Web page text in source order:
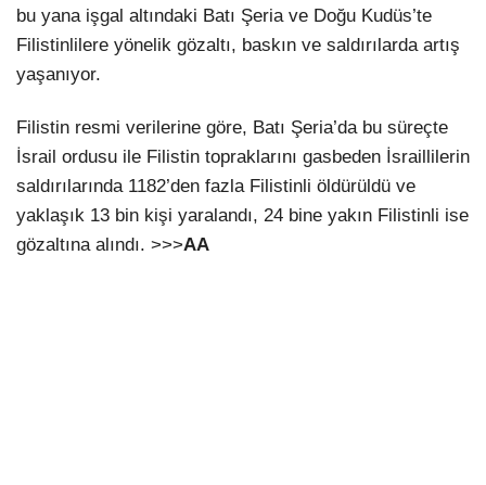
bu yana işgal altındaki Batı Şeria ve Doğu Kudüs’te
Filistinlilere yönelik gözaltı, baskın ve saldırılarda artış
yaşanıyor.
Filistin resmi verilerine göre, Batı Şeria’da bu süreçte
İsrail ordusu ile Filistin topraklarını gasbeden İsraillilerin
saldırılarında 1182’den fazla Filistinli öldürüldü ve
yaklaşık 13 bin kişi yaralandı, 24 bine yakın Filistinli ise
gözaltına alındı. >>>AA